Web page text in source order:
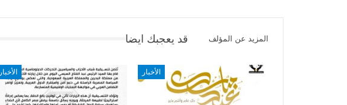
قد يعجبك ايضا المزيد عن المؤلف
الأخبار الأخبار